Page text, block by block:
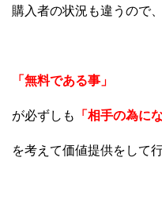
購入者の状況も違うので
「無料である事」
が必ずしも 「相手の為に
を考えて価値提供をして